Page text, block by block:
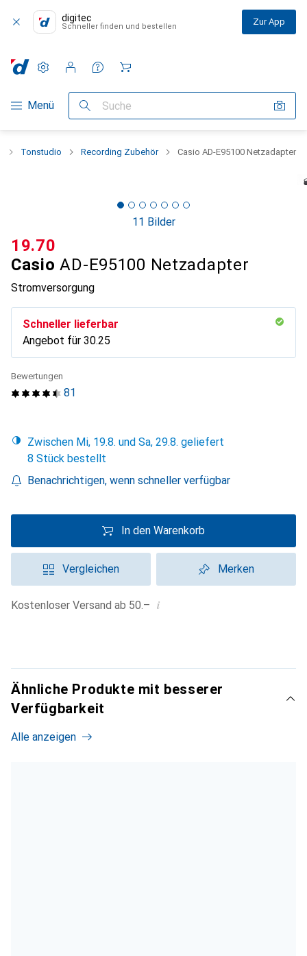
digitec
Schneller finden und bestellen Zur App
Navigation nach Kategorien
Menü Suche
Einstellungen
Kundenkonto
Vergleichslisten
Merklisten
Warenkorb
Tonstudio Recording Zubehör Casio AD-E95100 Netzadapter
11 Bilder
Casio AD-E95100 Netzadapter
Stromversorgung
CHF
19.70
Schneller lieferbar
Angebot für CHF
30.25
81
Bewertungen
Zwischen Mi, 19.8. und Sa, 29.8. geliefert
8 Stück bestellt
Benachrichtigen, wenn schneller verfügbar
In den Warenkorb
Vergleichen Merken
Kostenloser Versand ab 50.– i
Ähnliche Produkte mit besserer
Verfügbarkeit
Alle anzeigen